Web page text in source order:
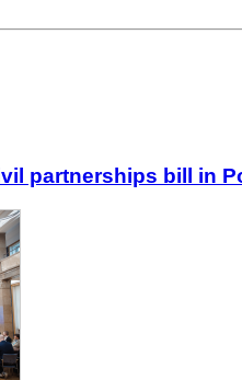
partnerships bill in